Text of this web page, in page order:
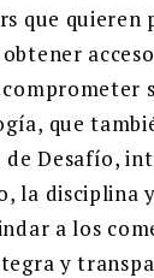
que quieren
que
de Desafío,
la disciplina
a los
y